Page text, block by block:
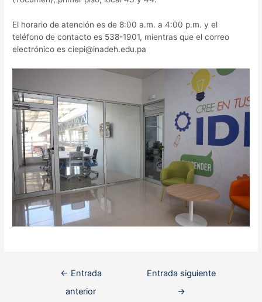
El horario de atención es de 8:00 a.m. a 4:00 p.m. y el
teléfono de contacto es 538-1901, mientras que el correo
electrónico es ciepi@inadeh.edu.pa
Navegación
← Entrada
anterior
Entrada siguiente
→